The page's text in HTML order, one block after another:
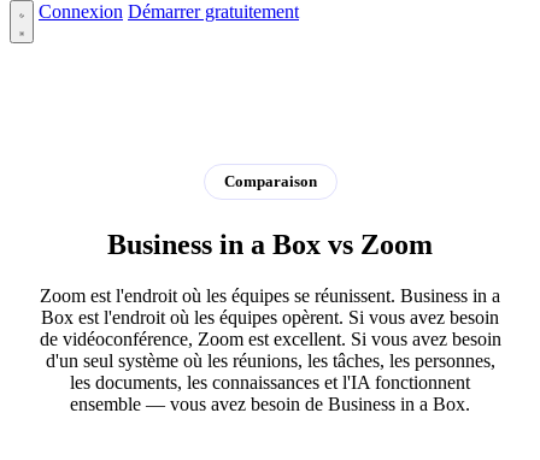
Connexion Démarrer gratuitement
Comparaison
Business in a Box vs Zoom
Zoom est l'endroit où les équipes se réunissent. Business in a
Box est l'endroit où les équipes opèrent. Si vous avez besoin
de vidéoconférence, Zoom est excellent. Si vous avez besoin
d'un seul système où les réunions, les tâches, les personnes,
les documents, les connaissances et l'IA fonctionnent
ensemble — vous avez besoin de Business in a Box.